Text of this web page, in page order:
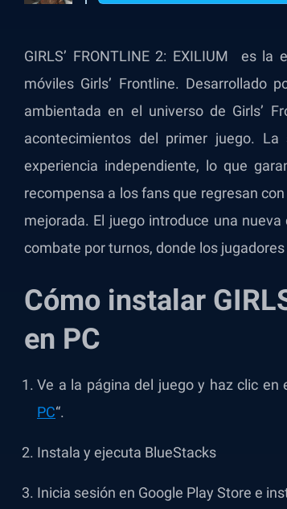
GIRLS’ FRONTLINE 2: EXILIUM es la
móviles Girls’ Frontline. Desarrollado
ambientada en el universo de Girls’
acontecimientos del primer juego.
experiencia independiente, lo que
recompensa a los fans que regresan
mejorada. El juego introduce una
combate por turnos, donde los
Cómo instalar
en PC
Ve a la página del juego y haz clic en
PC“.
Instala y ejecuta BlueStacks
Inicia sesión en Google Play Store e